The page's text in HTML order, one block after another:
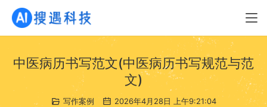
中医病历书写范文(中医病历书写规范与范
文)
写作案例 2026年4月28日 上午9:21:04